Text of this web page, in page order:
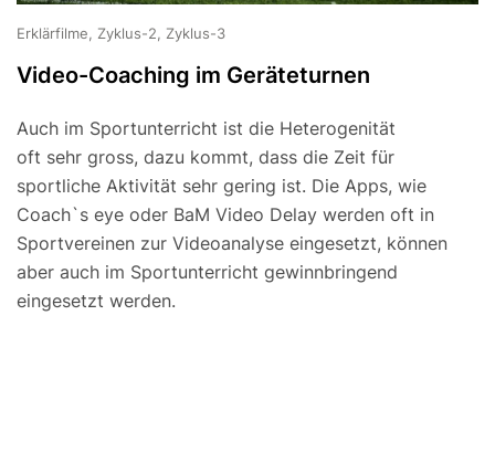
Erklärfilme, Zyklus-2, Zyklus-3
Video-Coaching im Geräteturnen
Auch im Sportunterricht ist die Heterogenität
oft sehr gross, dazu kommt, dass die Zeit für
sportliche Aktivität sehr gering ist. Die Apps, wie
Coach`s eye oder BaM Video Delay werden oft in
Sportvereinen zur Videoanalyse eingesetzt, können
aber auch im Sportunterricht gewinnbringend
eingesetzt werden.